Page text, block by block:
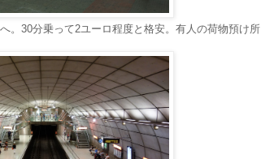
。30分乗って2ユーロ程度と格安。有人の荷物預け所